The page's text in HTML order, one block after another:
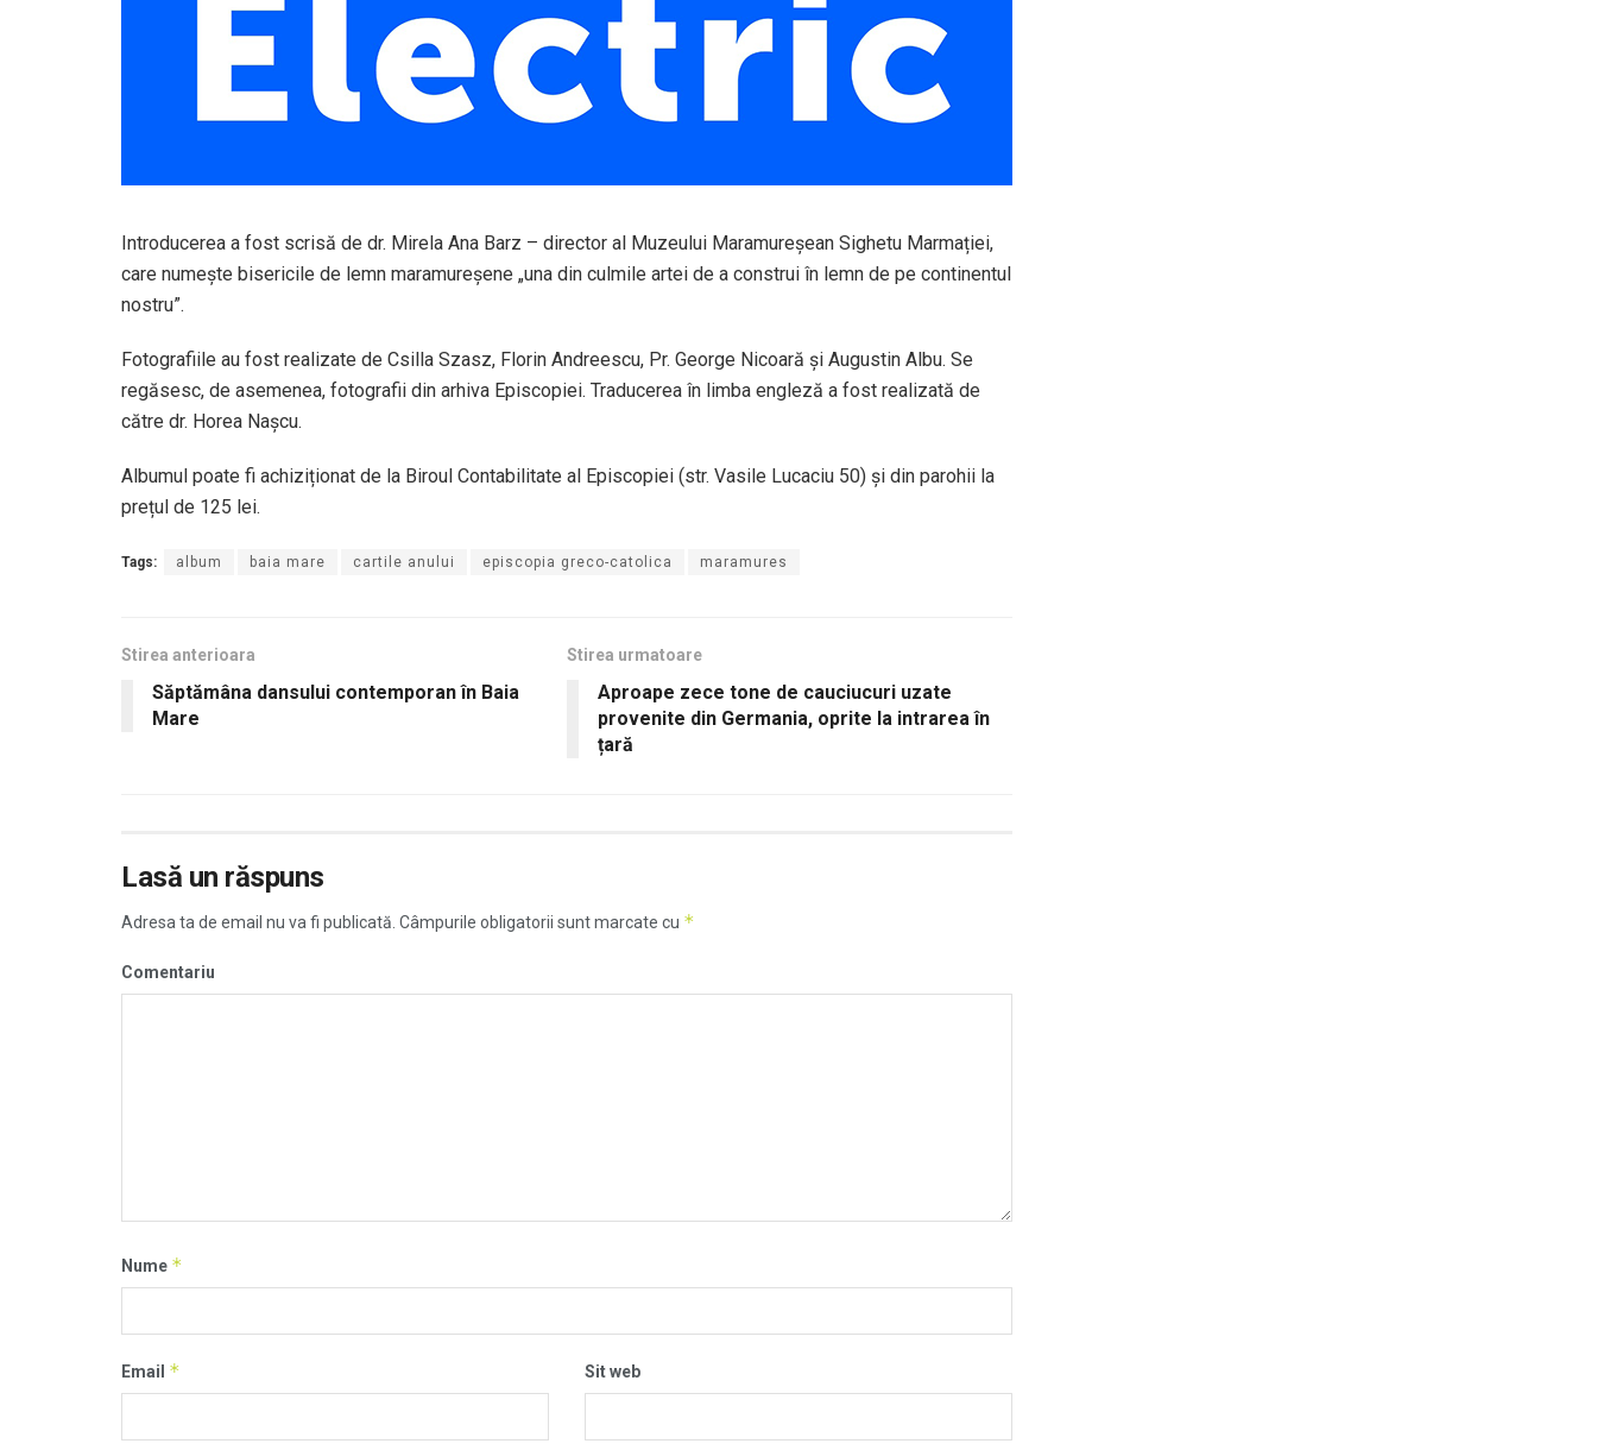
Introducerea a fost scrisă de dr. Mirela Ana Barz – director al Muzeului Maramureșean Sighetu Marmației,
care numește bisericile de lemn maramureșene „una din culmile artei de a construi în lemn de pe continentul
nostru”.
Fotografiile au fost realizate de Csilla Szasz, Florin Andreescu, Pr. George Nicoară și Augustin Albu. Se
regăsesc, de asemenea, fotografii din arhiva Episcopiei. Traducerea în limba engleză a fost realizată de
către dr. Horea Nașcu.
Albumul poate fi achiziționat de la Biroul Contabilitate al Episcopiei (str. Vasile Lucaciu 50) și din parohii la
prețul de 125 lei.
Tags: album baia mare cartile anului episcopia greco-catolica maramures
Stirea anterioara
Săptămâna dansului contemporan în Baia
Mare
Stirea urmatoare
Aproape zece tone de cauciucuri uzate
provenite din Germania, oprite la intrarea în
țară
Lasă un răspuns
Adresa ta de email nu va fi publicată. Câmpurile obligatorii sunt marcate cu *
Comentariu
Nume *
Email * Sit web